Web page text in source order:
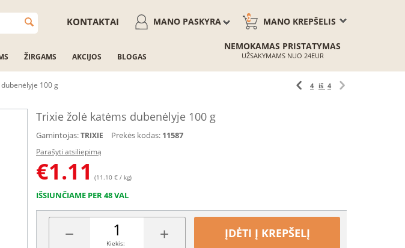
MANO KREPŠELIS
0
MANO PASKYRA
KONTAKTAI
ŽIRGAMS AKCIJOS BLOGAS
NEMOKAMAS PRISTATYMAS
UŽSAKYMAMS NUO 24EUR
100 g 4 iš 4
Trixie žolė katėms dubenėlyje 100 g
Gamintojas: TRIXIE Prekės kodas: 11587
Parašyti atsiliepimą
€1.11 (11.10 € / kg)
IŠSIUNČIAME PER 48 VAL
− +
Kiekis:
ĮDĖTI Į KREPŠELĮ